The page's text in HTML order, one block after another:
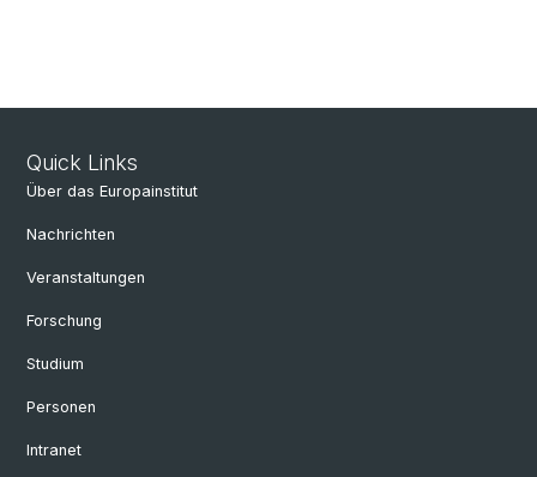
Quick Links
Über das Europainstitut
Nachrichten
Veranstaltungen
Forschung
Studium
Personen
Intranet